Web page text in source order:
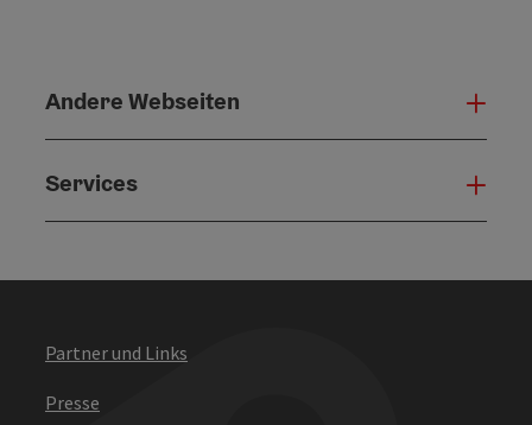
Andere Webseiten
Services
Partner und Links
Presse